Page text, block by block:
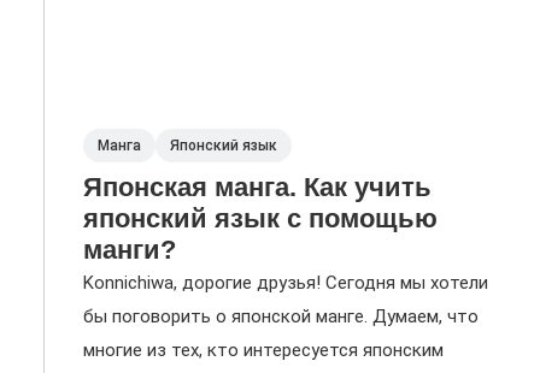
Манга Японский язык
Японская манга. Как учить
японский язык с помощью
манги?
Konnichiwa, дорогие друзья! Сегодня мы хотели
бы поговорить о японской манге. Думаем, что
многие из тех, кто интересуется японским